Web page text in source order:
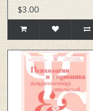
$3.00